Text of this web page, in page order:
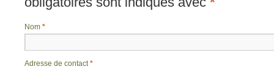
Nom *
Adresse de contact*